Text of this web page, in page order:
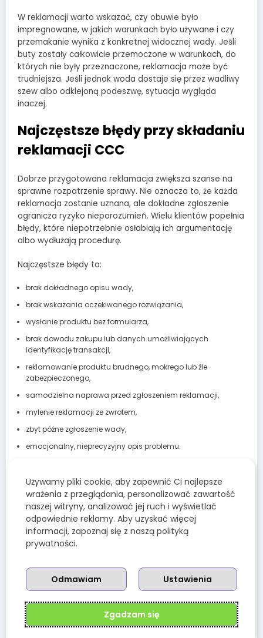
W reklamacji warto wskazać, czy obuwie było
impregnowane, w jakich warunkach było używane i czy
przemakanie wynika z konkretnej widocznej wady. Jeśli
buty zostały całkowicie przemoczone w warunkach, do
których nie były przeznaczone, reklamacja może być
trudniejsza. Jeśli jednak woda dostaje się przez wadliwy
szew albo odklejoną podeszwę, sytuacja wygląda
inaczej.
Najczęstsze błędy przy składaniu
reklamacji CCC
Dobrze przygotowana reklamacja zwiększa szanse na
sprawne rozpatrzenie sprawy. Nie oznacza to, że każda
reklamacja zostanie uznana, ale dokładne zgłoszenie
ogranicza ryzyko nieporozumień. Wielu klientów popełnia
błędy, które niepotrzebnie osłabiają ich argumentację
albo wydłużają procedurę.
Najczęstsze błędy to:
brak dokładnego opisu wady,
brak wskazania oczekiwanego rozwiązania,
wysłanie produktu bez formularza,
brak dowodu zakupu lub danych umożliwiających
identyfikację transakcji,
reklamowanie produktu brudnego, mokrego lub źle
zabezpieczonego,
samodzielna naprawa przed zgłoszeniem reklamacji,
mylenie reklamacji ze zwrotem,
zbyt późne zgłoszenie wady,
emocjonalny, nieprecyzyjny opis problemu.
zgłoszeniem. Nie musi być napisana językiem
prawniczym, ale powinna być jasna. Najlepszy styl to
spokojny, konkretny opis faktów. Klient nie musi
atakować sprzedawcy ani udowadniać swojej racji w
agresywny sposób. Wystarczy dobrze opisać wadę,
podać daty, wskazać żądanie i dołączyć dowód zakupu.
Zbyt ogólny opis wady
Sprzedawca musi wiedzieć, co dokładnie się stało. Czy
pękła cholewka, odkleiła się podeszwa, zepsuł się zamek,
Używamy pliki cookie, aby zapewnić Ci najlepsze
wrażenia z przeglądania, personalizować zawartość
naszej witryny, analizować jej ruch i wyświetlać
odpowiednie reklamy. Aby uzyskać więcej
informacji, zapoznaj się z naszą polityką
prywatności.
Zgadzam się
Ustawienia
Odmawiam